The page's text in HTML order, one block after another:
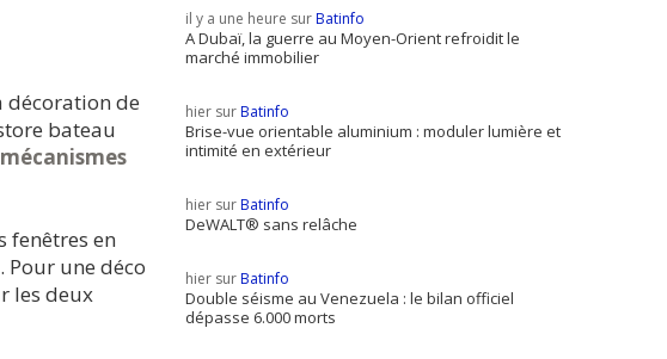
idée mais...
Le print sous toutes ses formes a-t-
il encore sa place dans un monde
supports
Vous souhaitez inscrire
votre site à notre
annuaire ?
de
bateau
fenêtres en
Pour une déco
les deux
il y a une heure surBatinfo
A Dubaï, la guerre au Moyen-Orient refroidit le
marché immobilier
hier surBatinfo
Brise-vue orientable aluminium : moduler lumière et
intimité en extérieur
hier surBatinfo
DeWALT® sans relâche
hier surBatinfo
Double séisme au Venezuela : le bilan officiel
dépasse 6.000 morts